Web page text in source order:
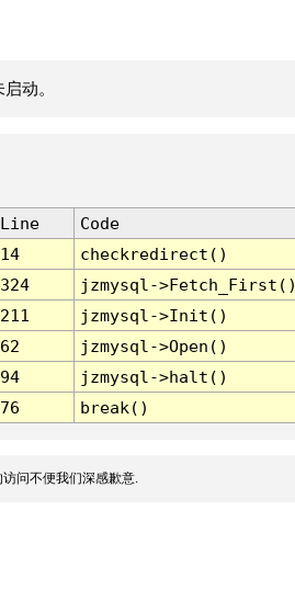
动。
Line
Code
14
checkredirect()
324
jzmysql-
211
jzmysql->Init()
62
jzmysql->Open()
94
jzmysql->halt()
76 break()
问不便我们深感歉意.